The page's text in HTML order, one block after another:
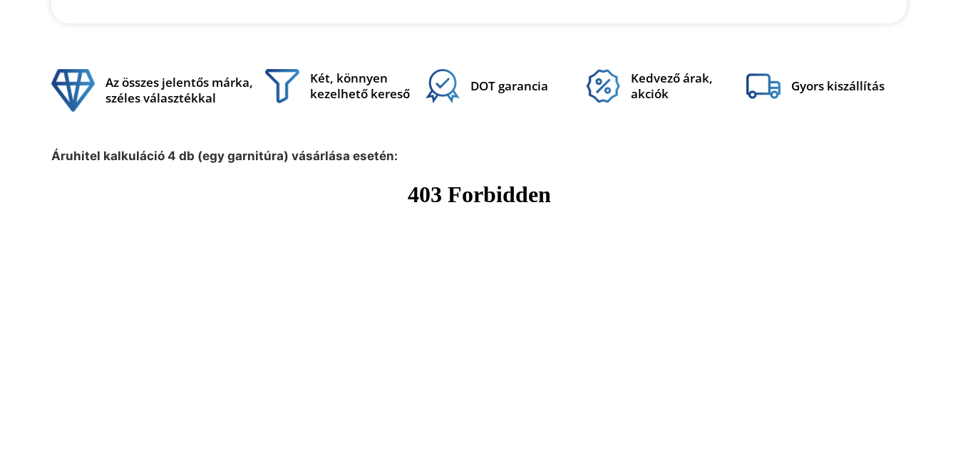
Az összes jelentős márka,
széles választékkal
Két, könnyen
kezelhető kereső
DOT garancia
Kedvező árak,
akciók
Gyors kiszállítás
Áruhitel kalkuláció 4 db (egy garnitúra) vásárlása esetén: